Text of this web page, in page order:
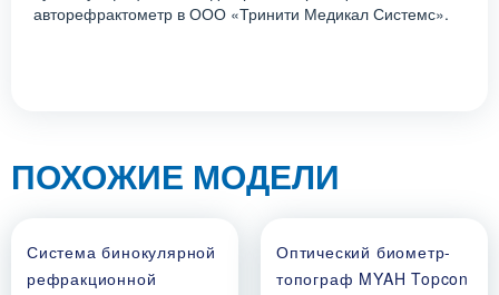
авторефрактометр в ООО «Тринити Медикал Системс».
ПОХОЖИЕ МОДЕЛИ
Система бинокулярной
рефракционной
Оптический биометр-
топограф MYAH Topcon